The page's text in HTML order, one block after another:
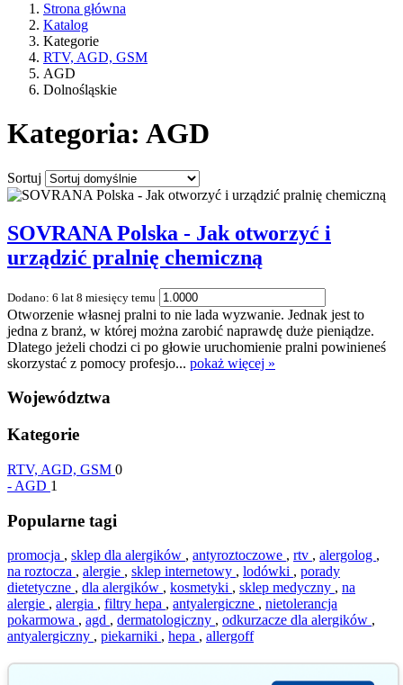
Strona główna
Katalog
Kategorie
RTV, AGD, GSM
AGD
Dolnośląskie
Kategoria: AGD
Sortuj
SOVRANA Polska - Jak otworzyć i
urządzić pralnię chemiczną
Dodano: 6 lat 8 miesięcy temu
Otworzenie własnej pralni to nie lada wyzwanie. Jednak jest to
jedna z branż, w której można zarobić naprawdę duże pieniądze.
Dlatego jeżeli chodzi ci po głowie uruchomienie pralni powinieneś
skorzystać z pomocy profesjo... pokaż więcej »
Województwa
Kategorie
RTV, AGD, GSM 0
- AGD 1
Popularne tagi
promocja , sklep dla alergików , antyroztoczowe , rtv , alergolog ,
na roztocza , alergie , sklep internetowy , lodówki , porady
dietetyczne , dla alergików , kosmetyki , sklep medyczny , na
alergie , alergia , filtry hepa , antyalergiczne , nietolerancja
pokarmowa , agd , dermatologiczny , odkurzacze dla alergików ,
antyalergiczny , piekarniki , hepa , allergoff